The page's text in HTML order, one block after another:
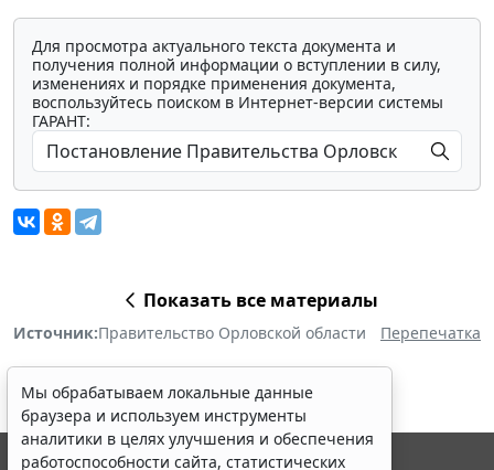
Для просмотра актуального текста документа и
получения полной информации о вступлении в силу,
изменениях и порядке применения документа,
воспользуйтесь поиском в Интернет-версии системы
ГАРАНТ:
Показать все материалы
Источник:Правительство Орловской области Перепечатка
Мы обрабатываем локальные данные
браузера и используем инструменты
аналитики в целях улучшения и обеспечения
работоспособности сайта, статистических